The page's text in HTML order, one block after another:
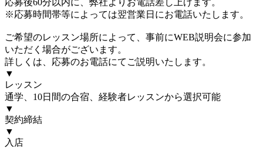
※応募時間帯等によっては翌営業日にお電話いたします。
ご希望のレッスン場所によって、事前にWEB説明会に参加
いただく場合がございます。
詳しくは、応募のお電話にてご説明いたします。
▼
レッスン
通学、10日間の合宿、経験者レッスンから選択可能
▼
契約締結
▼
入店